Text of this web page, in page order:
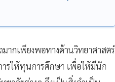
ากเพียงพอทางด้านวิทยาศาสตร์
ารให้ทุนการศึกษา เพื่อให้มีนัก